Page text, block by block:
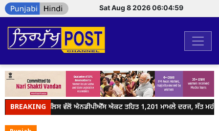
Sat Aug 8 2026 06:05:00
BREAKING
ਜਲੰਧਰ ਪੁਲਿਸ ਵੱਲੋਂ ਐਨਡੀਪੀਐੱਸ ਐਕਟ ਤਹਿਤ 1,201 ਮਾਮਲੇ ਦਰਜ, ਸੱਤ ਮਹੀਨਿਆਂ